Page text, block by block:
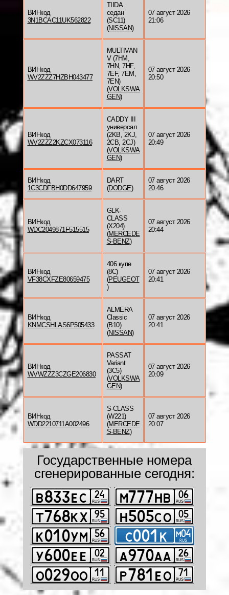
ВИНкод
3N1BCAC11UK562822
TIIDA
седан
(SC11)
(NISSAN)
07 август 2026
21:06
ВИНкод
WV2ZZZ7HZBH043477
MULTIVAN
V (7HM,
7HN, 7HF,
7EF, 7EM,
7EN)
(VOLKSWA
GEN)
07 август 2026
20:50
ВИНкод
WV2ZZZ2KZCX073116
CADDY III
универсал
(2KB, 2KJ,
2CB, 2CJ)
(VOLKSWA
GEN)
07 август 2026
20:49
ВИНкод
1C3CDFBH0DD647959
DART
(DODGE)
07 август 2026
20:46
ВИНкод
WDC2049871F515515
GLK-
CLASS
(X204)
(MERCEDE
S-BENZ)
07 август 2026
20:44
ВИНкод
VF38CXFZE80659475
406 купе
(8C)
(PEUGEOT
)
07 август 2026
20:41
ВИНкод
KNMCSHLAS6P505433
ALMERA
Classic
(B10)
(NISSAN)
07 август 2026
20:41
ВИНкод
WVWZZZ3CZGE206830
PASSAT
Variant
(3C5)
(VOLKSWA
GEN)
07 август 2026
20:09
ВИНкод
WDD2210711A002496
S-CLASS
(W221)
(MERCEDE
S-BENZ)
07 август 2026
20:07
Государственные номера
сгенерированные сегодня: